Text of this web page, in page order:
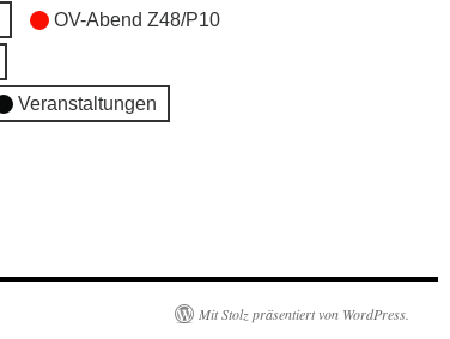
OV-Abend Z48/P10
Veranstaltungen
Mit Stolz präsentiert von WordPress.